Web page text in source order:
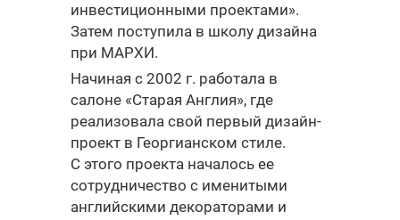
инвестиционными проектами».
Затем поступила в школу дизайна
при МАРХИ.
Начиная с 2002 г. работала в
салоне «Старая Англия», где
реализовала свой первый дизайн-
проект в Георгианском стиле.
С этого проекта началось ее
сотрудничество с именитыми
английскими декораторами и